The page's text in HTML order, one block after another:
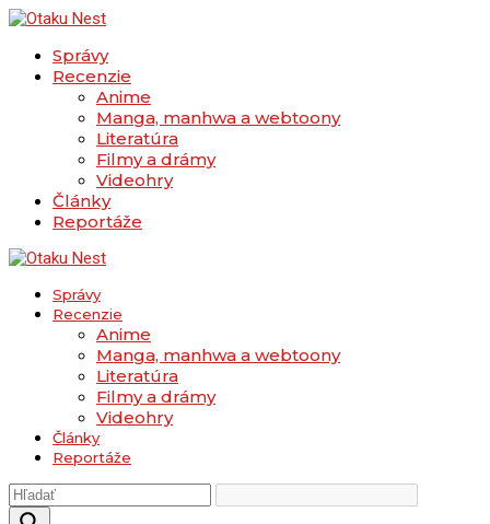
Správy
Recenzie
Anime
Manga, manhwa a webtoony
Literatúra
Filmy a drámy
Videohry
Články
Reportáže
Správy
Recenzie
Anime
Manga, manhwa a webtoony
Literatúra
Filmy a drámy
Videohry
Články
Reportáže